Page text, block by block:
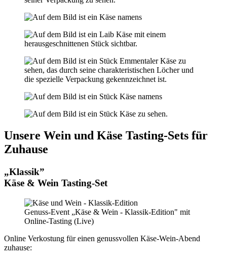
Unsere Wein und Käse Tasting-Sets für
Zuhause
„Klassik”
Käse & Wein Tasting-Set
Genuss-Event „Käse & Wein - Klassik-Edition" mit
Online-Tasting (Live)
Online Verkostung für einen genussvollen Käse-Wein-Abend
zuhause: